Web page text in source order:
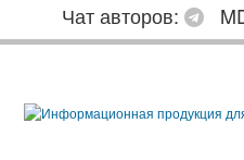
Чат авторов: